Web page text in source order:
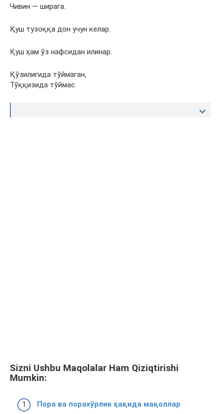
Чивин — ширага.
Қуш тузоққа дон учун келар.
Қуш ҳам ўз нафсидан илинар.
Қўзилигида тўймаган,
Тўққизида тўймас.
Sizni Ushbu Maqolalar Ham Qiziqtirishi
Mumkin:
Пора ва порахўрлик ҳақида мақоллар